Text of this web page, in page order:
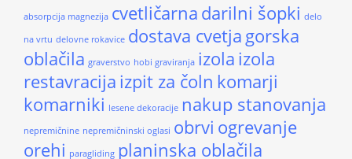
absorpcija magnezija cvetličarna darilni šopki delo
na vrtu delovne rokavice dostava cvetja gorska
oblačila graverstvo hobi graviranja izola izola
restavracija izpit za čoln komarji
komarniki lesene dekoracije nakup stanovanja
nepremičnine nepremičninski oglasi obrvi ogrevanje
orehi paragliding planinska oblačila